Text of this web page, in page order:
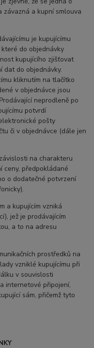
závazná a kupní smlouva
je kupujícímu
do objednávky
kupujícího zjišťovat
dat do objednávky.
kliknutím na tlačítko
v objednávce jsou
neprodleně po
potvrdí
pošty
či v objednávce (dále jen
na charakteru
ceny, předpokládané
o dodatečné potvrzení
a kupujícím vzniká
jež je prodávajícím
a to na adresu
prostředků na
vzniklé kupujícímu při
v souvislosti
internetové připojení,
sám, přičemž tyto